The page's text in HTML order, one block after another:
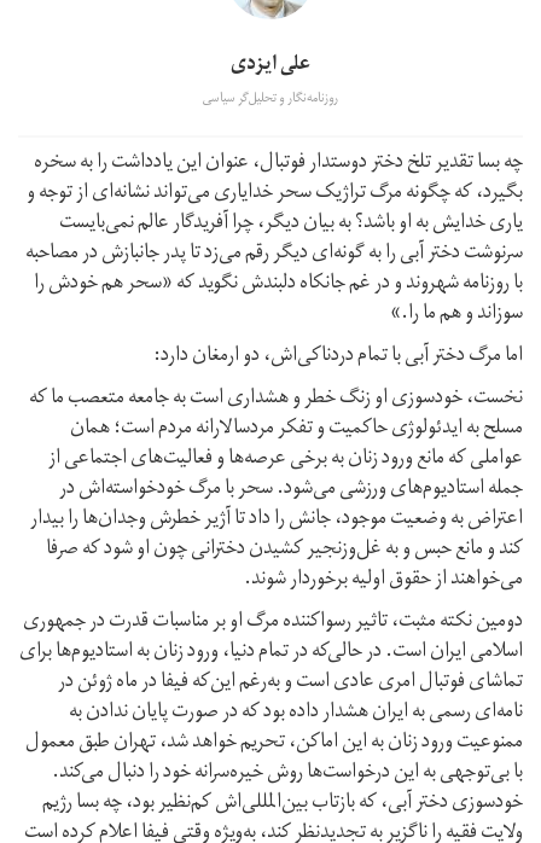
علی ایزدی
روزنامه‌نگار و تحلیل‌گر سیاسی
چه بسا تقدیر تلخ دختر دوستدار فوتبال، عنوان این یادداشت را به سخره
بگیرد، که چگونه مرگ تراژیک سحر خدایاری می‌تواند نشانه‌ای از توجه و
یاری خدایش به او باشد؟ به بیان دیگر، چرا آفریدگار عالم نمی‌بایست
سرنوشت دختر آبی را به گونه‌ای دیگر رقم می‌زد تا پدر جانبازش در مصاحبه
با روزنامه شهروند و در غم جانکاه دلبندش نگوید که «سحر هم خودش را
سوزاند و هم ما را.»
اما مرگ دختر آبی با تمام دردناکی‌اش، دو ارمغان دارد:
نخست، خودسوزی او زنگ خطر و هشداری است به جامعه متعصب ما که
مسلح به ایدئولوژی حاکمیت و تفکر مردسالارانه مردم است؛ همان
عواملی که مانع ورود زنان به برخی عرصه‌ها و فعالیت‌های اجتماعی از
جمله استادیوم‌های ورزشی می‌شود. سحر با مرگ خود‌خواسته‌اش در
اعتراض به وضعیت موجود، جانش را داد تا آژیر خطرش وجدان‌ها را بیدار
کند و مانع حبس و به غل‌و‌زنجیر کشیدن دخترانی چون او شود که صرفا
می‌خواهند از حقوق اولیه‌‌ برخوردار شوند.
دومین نکته مثبت، تاثیر رسواکننده مرگ او بر مناسبات قدرت در جمهوری
اسلامی ایران است. در حالی‌که در تمام دنیا، ورود زنان به استادیوم‌ها برای
تماشای فوتبال امری عادی است و به‌رغم این‌که فیفا در ماه ژوئن در
نامه‌ای رسمی به ایران هشدار داده بود که در صورت پایان ندادن به
ممنوعیت ورود زنان به این اماکن، تحریم خواهد شد، تهران طبق معمول
با بی‌توجهی به این درخواست‌ها روش خیره‌سرانه خود را دنبال می‌کند.
خودسوزی دختر آبی، که بازتاب بین‌المللی‌اش کم‌نظیر بود، چه بسا رژیم